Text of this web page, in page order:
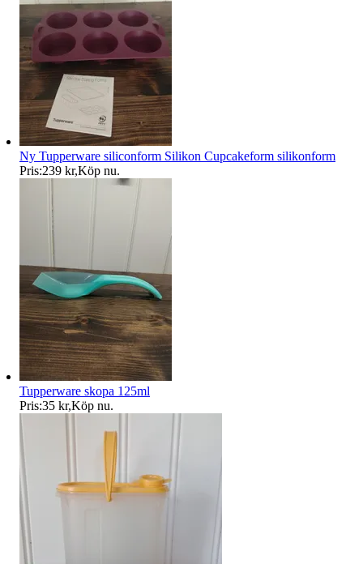
Ny Tupperware siliconform Silikon Cupcakeform silikonform
Pris:239 kr,Köp nu.
Tupperware skopa 125ml
Pris:35 kr,Köp nu.